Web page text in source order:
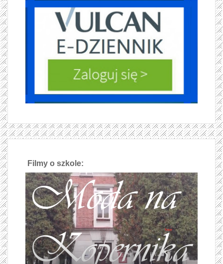
Filmy o szkole: